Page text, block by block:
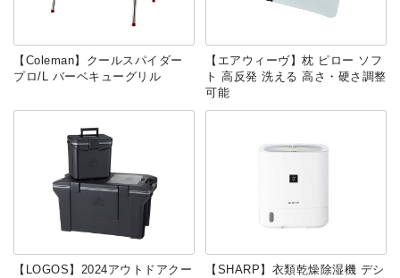
【Coleman】クールスパイダー
プロ/L バーベキューグリル
【エアウィーヴ】枕 ピロー ソフ
ト 高反発 洗える 高さ・硬さ調整
可能
【LOGOS】2024アウトドアクー
【SHARP】衣類乾燥除湿機 デシ